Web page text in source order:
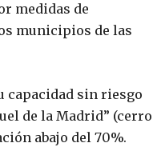
medidas de
municipios de las
capacidad sin riesgo
de la Madrid” (cerro
abajo del 70%.